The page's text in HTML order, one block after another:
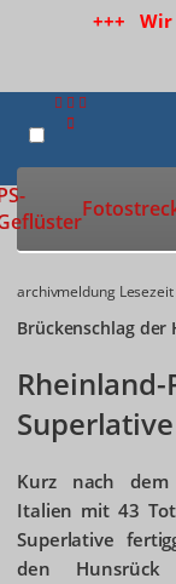
+++ Wir
archivmeldung
Brückenschlag der
Kurz nach dem
Italien mit 43
Superlative
den